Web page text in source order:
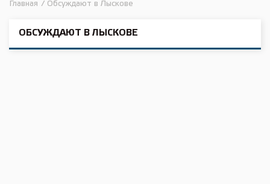
Главная / Обсуждают в Лыскове
ОБСУЖДАЮТ В ЛЫСКОВЕ